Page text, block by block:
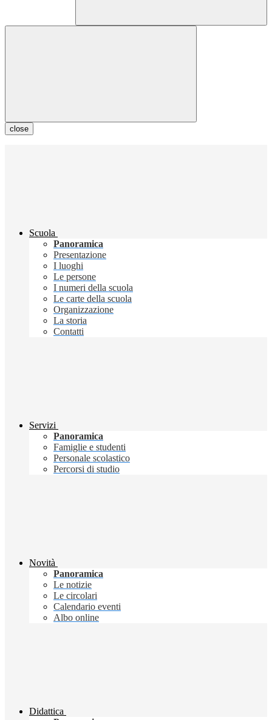
close
Scuola
Panoramica
Presentazione
I luoghi
Le persone
I numeri della scuola
Le carte della scuola
Organizzazione
La storia
Contatti
Servizi
Panoramica
Famiglie e studenti
Personale scolastico
Percorsi di studio
Novità
Panoramica
Le notizie
Le circolari
Calendario eventi
Albo online
Didattica